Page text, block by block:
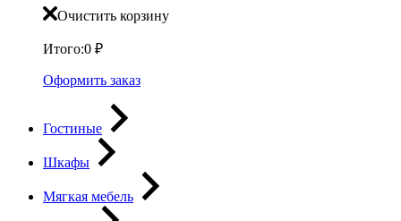
Очистить корзину
Итого:0 ₽
Оформить заказ
Гостиные
Шкафы
Мягкая мебель